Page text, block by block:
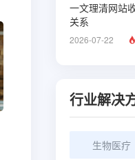
一文理清网站
关系
2026-07-22
行业解决
生物医疗